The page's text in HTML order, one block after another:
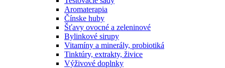
Aromaterapia
Čínske huby
Šťavy ovocné a zeleninové
Bylinkové sirupy
Vitamíny a minerály, probiotiká
Tinktúry, extrakty, živice
Výživové doplnky